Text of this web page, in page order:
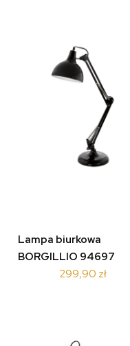
Lampa biurkowa
BORGILLIO 94697
299,90 zł